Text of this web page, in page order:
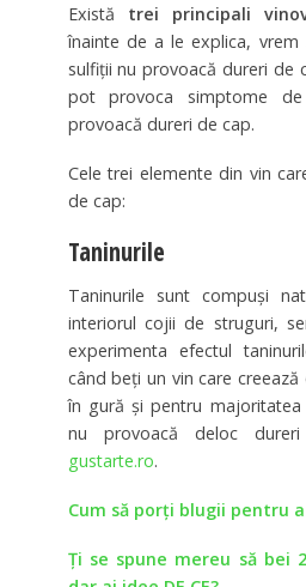
Există trei principali
înainte de a le explica, vrem
sulfiţii nu provoacă dureri de
pot provoca simptome
provoacă dureri de cap.
Cele trei elemente din vin
de cap:
Taninurile
Taninurile sunt compuşi
interiorul cojii de struguri,
experimenta efectul
când beţi un vin care
în gură şi pentru
nu provoacă deloc
gustarte.ro.
Cum să porți blugii pentru a
Ți se spune mereu să bei